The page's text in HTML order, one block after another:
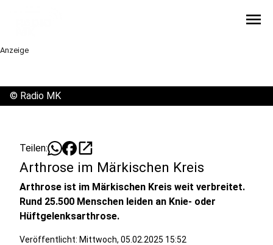
menu
Anzeige
© Radio MK
Teilen: open_in_new
Arthrose im Märkischen Kreis
Arthrose ist im Märkischen Kreis weit verbreitet.
Rund 25.500 Menschen leiden an Knie- oder
Hüftgelenksarthrose.
Veröffentlicht: Mittwoch, 05.02.2025 15:52